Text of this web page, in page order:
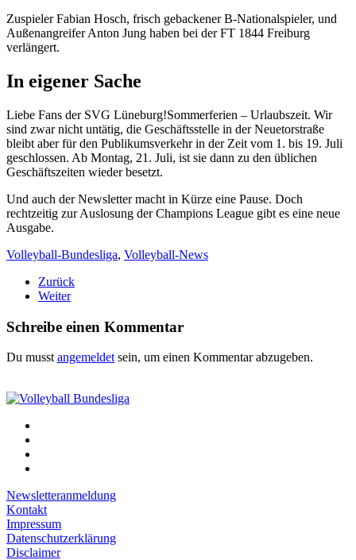
Zuspieler Fabian Hosch, frisch gebackener B-Nationalspieler, und
Außenangreifer Anton Jung haben bei der FT 1844 Freiburg
verlängert.
In eigener Sache
Liebe Fans der SVG Lüneburg!Sommerferien – Urlaubszeit. Wir
sind zwar nicht untätig, die Geschäftsstelle in der Neuetorstraße
bleibt aber für den Publikumsverkehr in der Zeit vom 1. bis 19. Juli
geschlossen. Ab Montag, 21. Juli, ist sie dann zu den üblichen
Geschäftszeiten wieder besetzt.
Und auch der Newsletter macht in Kürze eine Pause. Doch
rechtzeitig zur Auslosung der Champions League gibt es eine neue
Ausgabe.
Volleyball-Bundesliga, Volleyball-News
Zurück
Weiter
Schreibe einen Kommentar
Du musst angemeldet sein, um einen Kommentar abzugeben.
Newsletteranmeldung
Kontakt
Impressum
Datenschutzerklärung
Disclaimer